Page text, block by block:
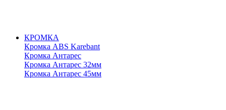
КРОМКА
Кромка ABS Karebant
Кромка Антарес
Кромка Антарес 32мм
Кромка Антарес 45мм